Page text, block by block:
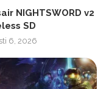
NIGHTSWORD v2
SD
6, 2026